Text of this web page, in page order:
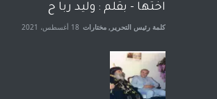
آراء حرة مختارات 7 أبريل، 2023
اختها - بقلم : وليد ربا ح
كلمة رئيس التحرير , مختارات 18 أغسطس، 2021